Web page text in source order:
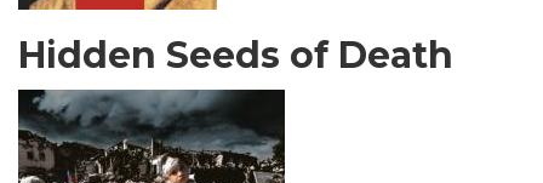
Hidden Seeds of Death